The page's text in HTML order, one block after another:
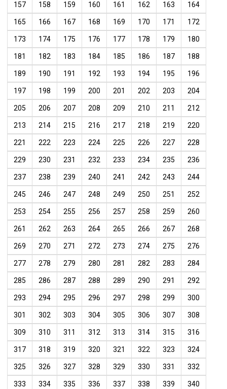
157 158 159 160 161 162 163 164
165 166 167 168 169 170 171 172
173 174 175 176 177 178 179 180
181 182 183 184 185 186 187 188
189 190 191 192 193 194 195 196
197 198 199 200 201 202 203 204
205 206 207 208 209 210 211 212
213 214 215 216 217 218 219 220
221 222 223 224 225 226 227 228
229 230 231 232 233 234 235 236
237 238 239 240 241 242 243 244
245 246 247 248 249 250 251 252
253 254 255 256 257 258 259 260
261 262 263 264 265 266 267 268
269 270 271 272 273 274 275 276
277 278 279 280 281 282 283 284
285 286 287 288 289 290 291 292
293 294 295 296 297 298 299 300
301 302 303 304 305 306 307 308
309 310 311 312 313 314 315 316
317 318 319 320 321 322 323 324
325 326 327 328 329 330 331 332
333 334 335 336 337 338 339 340